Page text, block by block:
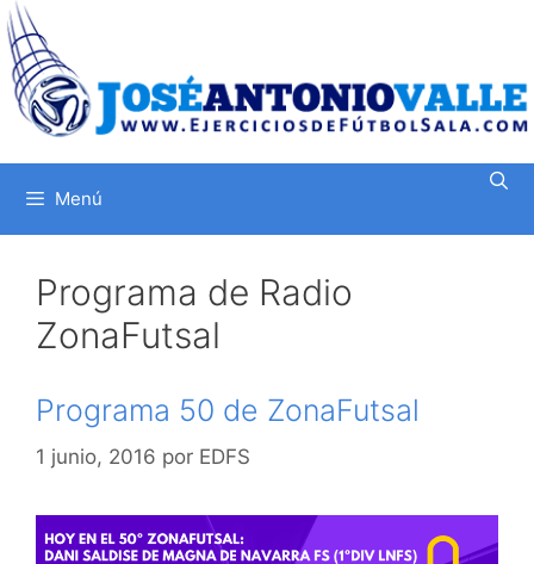
Saltar
al
contenido
Menú
Programa de Radio
ZonaFutsal
Programa 50 de ZonaFutsal
1 junio, 2016 por EDFS